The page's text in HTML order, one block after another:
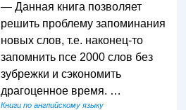
— Данная книга позволяет
решить проблему запоминания
новых слов, т.е. наконец-то
запомнить псе 2000 слов без
зубрежки и сэкономить
драгоценное время. …
Книги по английскому языку